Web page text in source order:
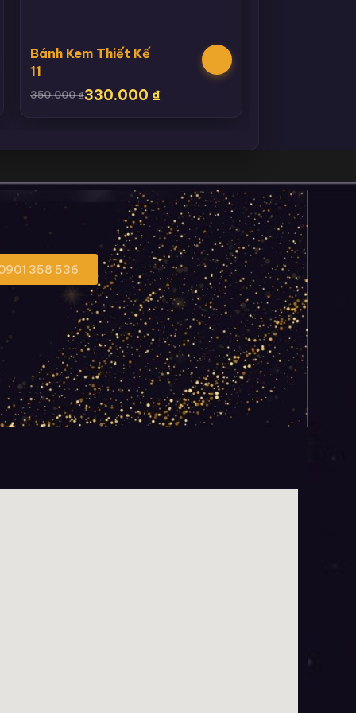
Bánh Kem Thiết Kế
11
350.000₫330.000 ₫
358 536